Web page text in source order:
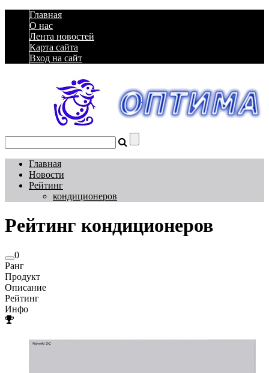
Главная
О нас
Лента новостей
Карта сайта
Вход на сайт
Главная
Новости
Рейтинг
кондиционеров
Рейтинг кондиционеров
0
Ранг
Продукт
Описание
Рейтинг
Инфо